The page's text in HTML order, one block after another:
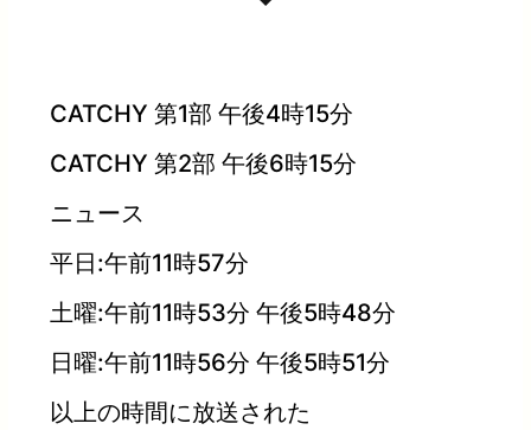
CATCHY 第1部 午後4時15分
CATCHY 第2部 午後6時15分
ニュース
平日:午前11時57分
土曜:午前11時53分 午後5時48分
日曜:午前11時56分 午後5時51分
以上の時間に放送された